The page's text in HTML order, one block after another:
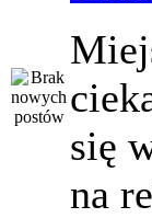
się
na